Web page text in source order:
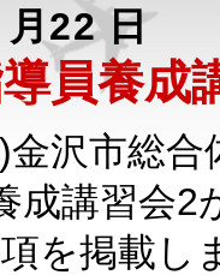
22 日
導員養
沢市総合
成講習会
を掲載し